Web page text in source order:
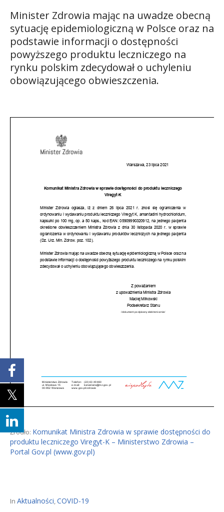
Minister Zdrowia mając na uwadze obecną
sytuację epidemiologiczną w Polsce oraz na
podstawie informacji o dostępności
powyższego produktu leczniczego na
rynku polskim zdecydował o uchyleniu
obowiązującego obwieszczenia.
Źródło: Komunikat Ministra Zdrowia w sprawie dostępności do
produktu leczniczego Viregyt-K – Ministerstwo Zdrowia –
Portal Gov.pl (www.gov.pl)
In Aktualności,COVID-19